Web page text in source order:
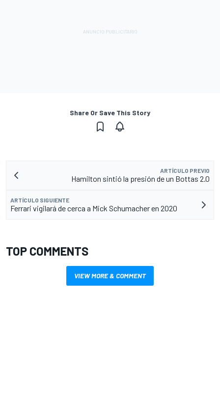
Share Or Save This Story
ARTÍCULO PREVIO
Hamilton sintió la presión de un Bottas 2.0
ARTÍCULO SIGUIENTE
Ferrari vigilará de cerca a Mick Schumacher en 2020
TOP COMMENTS
VIEW MORE & COMMENT